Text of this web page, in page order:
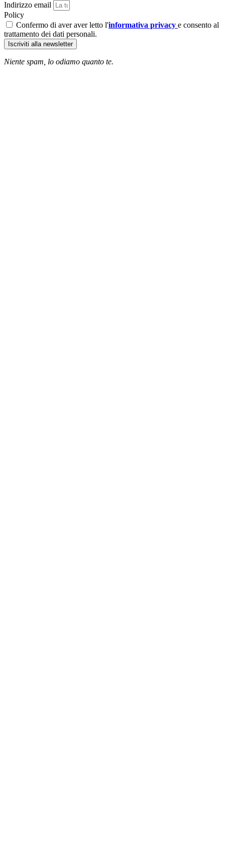
Indirizzo email
Policy
Confermo di aver aver letto l'informativa privacy e consento al
trattamento dei dati personali.
Iscriviti alla newsletter
Niente spam, lo odiamo quanto te.